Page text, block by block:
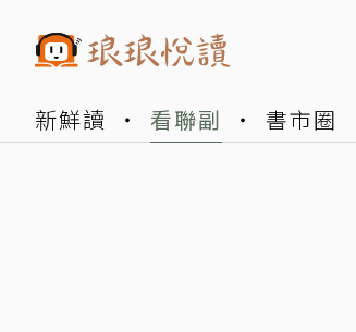
新鮮讀 看聯副 書市圈